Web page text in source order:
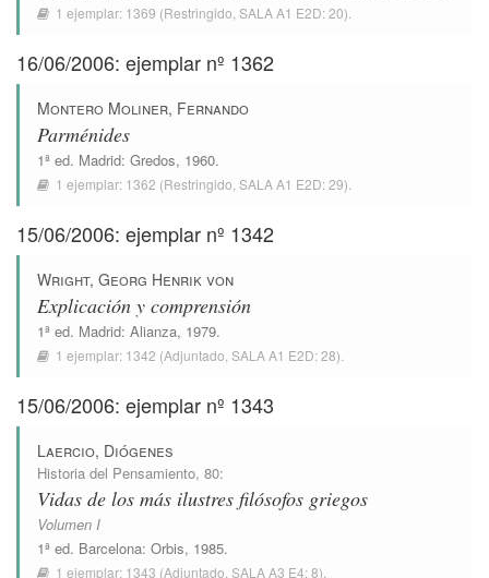
1 ejemplar: 1369 (Restringido, SALA A1 E2D: 20).
16/06/2006: ejemplar nº 1362
Montero Moliner, Fernando
Parménides
1ª ed. Madrid: Gredos, 1960.
1 ejemplar: 1362 (Restringido, SALA A1 E2D: 29).
15/06/2006: ejemplar nº 1342
Wright, Georg Henrik von
Explicación y comprensión
1ª ed. Madrid: Alianza, 1979.
1 ejemplar: 1342 (Adjuntado, SALA A1 E2D: 28).
15/06/2006: ejemplar nº 1343
Laercio, Diógenes
Historia del Pensamiento, 80:
Vidas de los más ilustres filósofos griegos
Volumen I
1ª ed. Barcelona: Orbis, 1985.
1 ejemplar: 1343 (Adjuntado, SALA A3 E4: 8).